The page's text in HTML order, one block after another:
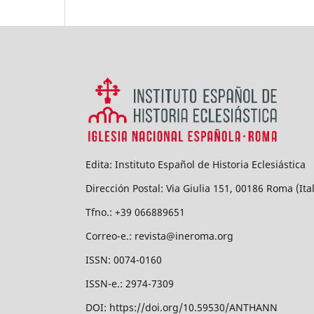
Edita: Instituto Español de Historia Eclesiástica
Dirección Postal: Via Giulia 151, 00186 Roma
Tfno.: +39 066889651
Correo-e.: revista@ineroma.org
ISSN: 0074-0160
ISSN-e.: 2974-7309
DOI: https://doi.org/10.59530/ANTHANN